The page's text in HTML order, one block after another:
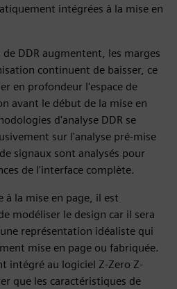
intégrées à la mise en
DDR augmentent, les marges
continuent de baisser, ce
en profondeur l'espace de
avant le début de la mise en
d'analyse DDR se
sur l'analyse pré-mise
signaux sont analysés pour
de l'interface complète.
à la mise en page, il est
modéliser le design car il sera
représentation idéaliste qui
mise en page ou fabriquée.
intégré au logiciel Z-Zero Z-
que les caractéristiques de